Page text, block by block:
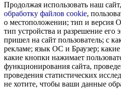
Продолжая использовать наш
обработку файлов cookie,
о местоположении; тип и версия
тип устройства и разрешение его
пришел на сайт пользователь; с
рекламе; язык ОС и Браузер;
какие кнопки нажимает
функционирования сайта,
проведения статистических
не хотите, чтобы ваши данные